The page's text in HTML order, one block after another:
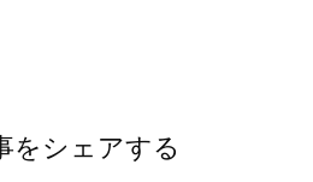
をシェアする